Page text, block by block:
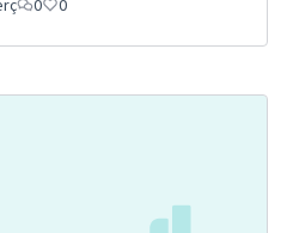
0 0